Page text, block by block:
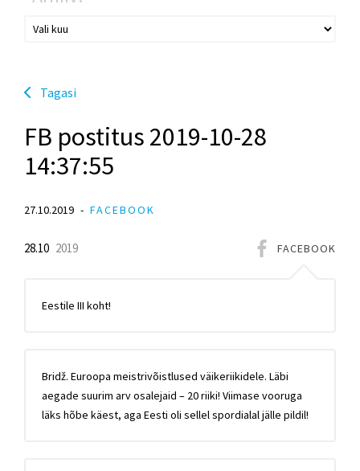
Tagasi
FB postitus 2019-10-28
14:37:55
27.10.2019 FACEBOOK
FACEBOOK
28.10 2019
Eestile III koht!
Bridž. Euroopa meistrivõistlused väikeriikidele. Läbi
aegade suurim arv osalejaid – 20 riiki! Viimase vooruga
läks hõbe käest, aga Eesti oli sellel spordialal jälle pildil!